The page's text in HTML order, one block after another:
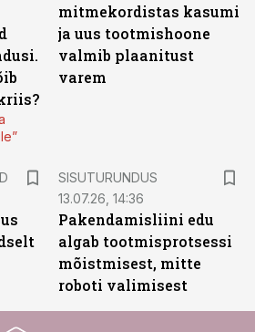
mitmekordistas kasumi
ja uus tootmishoone
valmib plaanitust
varem
SISUTURUNDUS
13.07.26, 14:36
Pakendamisliini edu
algab tootmisprotsessi
mõistmisest, mitte
roboti valimisest